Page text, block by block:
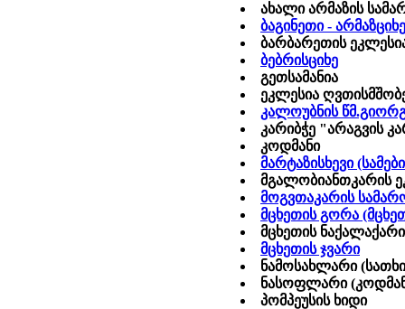
ახალი არმაზის
ბაგინეთი - არმაზციხე
ბარბარეთის
ბებრისციხე
გეთსამანია
ეკლესია
კალოუბნის
კარიბჭე "არაგვის
კოდმანი
მარტაზისხევი
მგალობიანთკარის
მოგვთაკარის
მცხეთის გორა
მცხეთის
მცხეთის ჯვარი
ნამოსახლარი
ნასოფლარი
პომპეუსის ხიდი